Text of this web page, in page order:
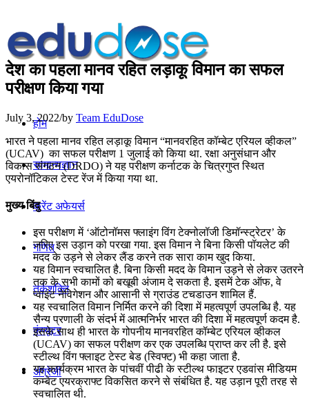
होम
सामान्यज्ञान
करेंट अफेयर्स
गणित
तर्कशक्ति
कंप्यूटर
अंग्रेजी
देश का पहला मानव रहित लड़ाकू विमान का सफल
परीक्षण किया गया
July 3, 2022/by Team EduDose
भारत ने पहला मानव रहित लड़ाकू विमान “मानवरहित कॉम्‍बेट एरियल व्‍हीकल”
(UCAV) का सफल परीक्षण 1 जुलाई को किया था. रक्षा अनुसंधान और
विकास संगठन (DRDO) ने यह परीक्षण कर्नाटक के चित्रगुप्त स्थित
एयरोनॉटिकल टेस्ट रेंज में किया गया था.
मुख्य बिंदु
इस परीक्षण में ‘ऑटोनॉमस फ्लाइंग विंग टेक्नोलॉजी डिमॉन्स्ट्रेटर’ के
जरिए इस उड़ान को परखा गया. इस विमान ने बिना किसी पॉयलेट की
मदद के उड़ने से लेकर लैंड करने तक सारा काम खुद किया.
यह विमान स्‍वचालित है. बिना किसी मदद के विमान उड़ने से लेकर उतरने
तक के सभी कामों को बखूबी अंजाम दे सकता है. इसमें टेक ऑफ, वे
प्‍वाइंट नेविगेशन और आसानी से ग्राउंड टचडाउन शामिल हैं.
यह स्‍वचालित विमान निर्मित करने की दिशा में महत्‍वपूर्ण उपलब्धि है. यह
सैन्‍य प्रणाली के संदर्भ में आत्मनिर्भर भारत की दिशा में महत्वपूर्ण कदम है.
इसके साथ ही भारत के गोपनीय मानवरहित कॉम्‍बेट एरियल व्‍हीकल
(UCAV) का सफल परीक्षण कर एक उपलब्धि प्राप्त कर ली है. इसे
स्‍टील्‍थ विंग फ्लाइट टेस्‍ट बेड (स्विफ्ट) भी कहा जाता है.
यह कार्यक्रम भारत के पांचवीं पीढी के स्‍टील्‍थ फाइटर एडवांस मीडियम
कम्‍बेट एयरक्राफ्ट विकसित करने से संबंधित है. यह उड़ान पूरी तरह से
स्वचालित थी.